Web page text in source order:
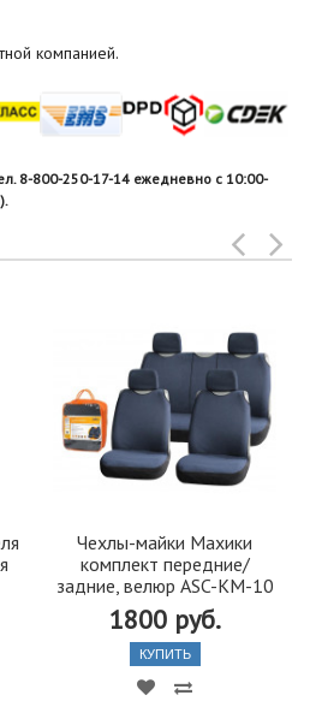
компанией.
8-800-250-17-14 ежедневно с 10:00-
Чехлы-майки Махики
комплект передние/
задние, велюр ASC-KM-10
1800 руб.
КУПИТЬ